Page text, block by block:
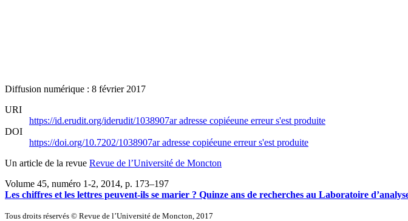
Diffusion numérique : 8 février 2017
URI
https://id.erudit.org/iderudit/1038907aradresse copiéeune erreur s'est produite
DOI
https://doi.org/10.7202/1038907aradresse copiéeune erreur s'est produite
Un article de la revue Revue de l’Université de Moncton
Volume 45, numéro 1-2, 2014, p. 173–197
Les chiffres et les lettres peuvent-ils se marier ? Quinze ans de recherches au Laboratoire
Tous droits réservés © Revue de l’Université de Moncton, 2017